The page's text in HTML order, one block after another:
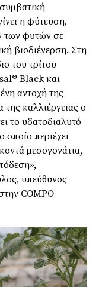
η φύτευση,
των φυτών σε
βιοδιέγερση. Στη
του τρίτου
Black και
αντοχή της
καλλιέργειας ο
το υδατοδιαλυτό
περιέχει
µεσογονάτια,
υπεύθυνος
COMPO